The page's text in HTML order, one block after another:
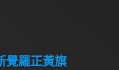
覺羅正黃旗